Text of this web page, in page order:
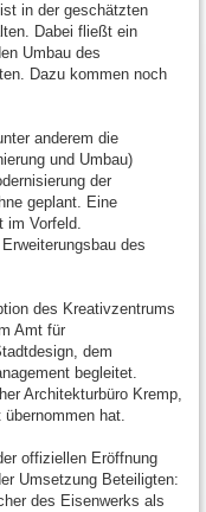
in der geschätzten
Dabei fließt ein
Umbau des
Dazu kommen noch
anderem die
und Umbau)
der
geplant. Eine
im Vorfeld.
des
des Kreativzentrums
Amt für
dem
begleitet.
Architekturbüro Kremp,
hat.
offiziellen Eröffnung
Umsetzung Beteiligten:
des Eisenwerks als